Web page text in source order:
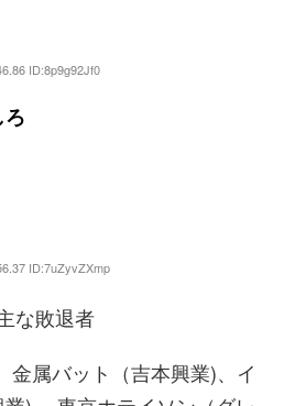
ID:8p9g92Jf0
ID:7uZyvZXmp
な敗退者
金属バット（吉本興業)、イ